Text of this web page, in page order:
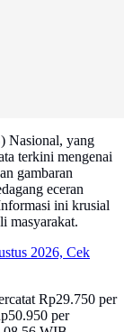
Nasional, yang
terkini mengenai
gambaran
eceran
ini krusial
masyarakat.
2026, Cek
Rp29.750 per
per